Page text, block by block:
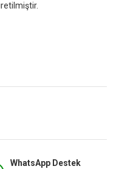
WhatsApp Destek